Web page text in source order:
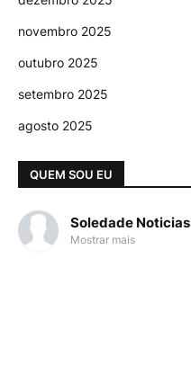
novembro 2025
outubro 2025
setembro 2025
agosto 2025
QUEM SOU EU
Soledade Noticias
Mostrar mais